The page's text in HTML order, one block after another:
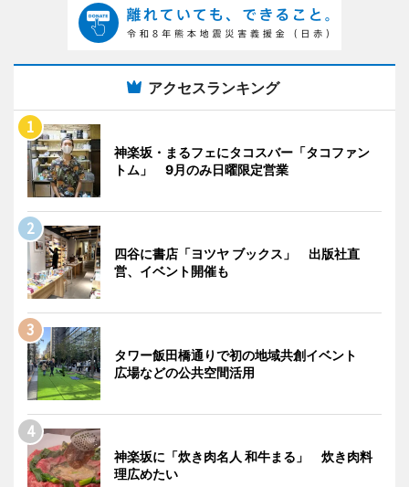
アクセスランキング
神楽坂・まるフェにタコスバー「タコファン
トム」 9月のみ日曜限定営業
四谷に書店「ヨツヤ ブックス」 出版社直
営、イベント開催も
タワー飯田橋通りで初の地域共創イベント
広場などの公共空間活用
神楽坂に「炊き肉名人 和牛まる」 炊き肉料
理広めたい